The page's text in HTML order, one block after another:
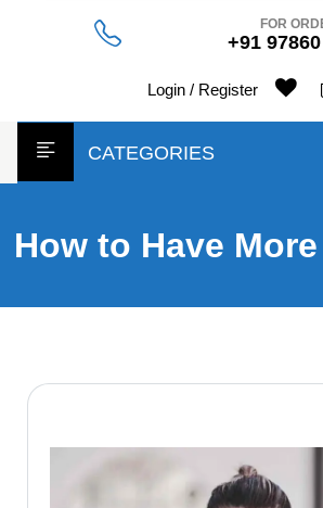
FOR
+91
Login / Register
CATEGORIES
How to Have